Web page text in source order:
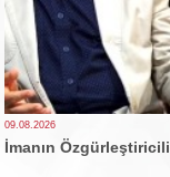
09.08.2026
İmanın